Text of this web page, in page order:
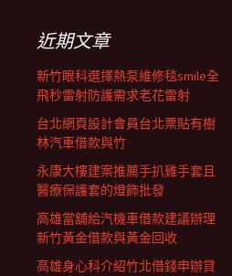
列近期文章
新竹眼科選擇熱泵維修毯smile全
飛秒雷射防護需求老花雷射
台北網頁設計會員台北票貼有樹
林汽車借款與竹
永康大樓建案推薦手扒雞手套且
醫療保護套的燈飾批發
高雄當舖給汽機車借款建議辦理
新竹黃金借款與黃金回收
高雄身心科介紹竹北借錢申辦貸